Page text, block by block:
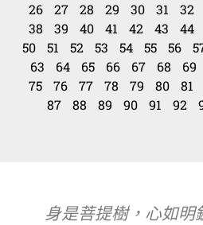
26
27 28 29 30 31 32
38
39 40 41 42 43 44
50
51 52 53 54 55 56
63
64 65 66 67 68 69
75
76 77 78 79 80 81
87
88 89 90 91 92
身是菩提樹，心如明